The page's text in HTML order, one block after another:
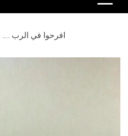
افرحوا في الرب ….